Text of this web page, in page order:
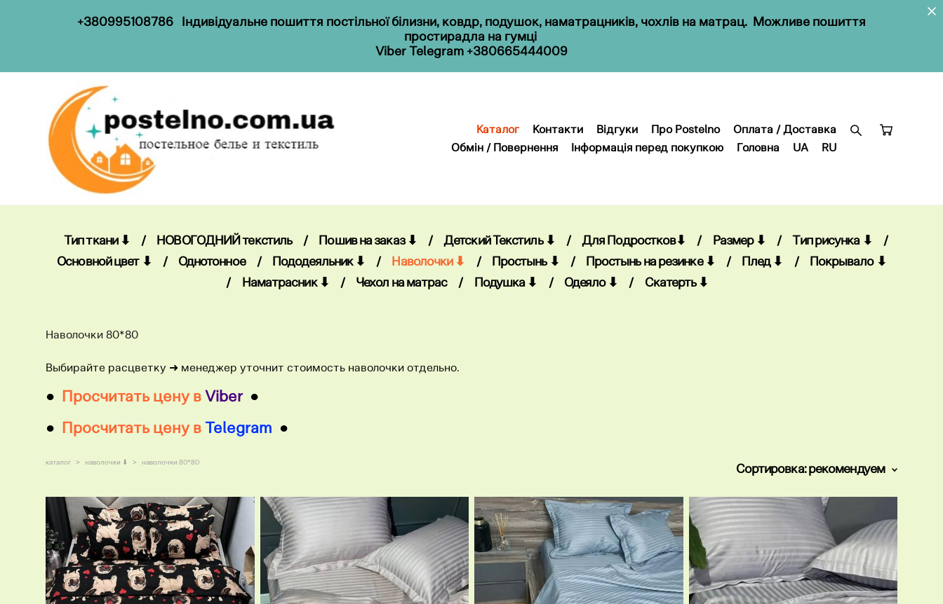
+380995108786
Індивідуальне пошиття постільної білизни, ковдр, подушок, наматрацників, чохлів на матрац. Можливе пошиття
простирадла на гумці
ViberTelegram +380665444009
Каталог Контакти Відгуки Про Postelno
Оплата / Доставка
Обмін / Повернення
Інформація перед покупкою Головна UA RU
Каталог Контакти
Обмін / Повернення
Інформація перед покупкою Головна UA RU
Тип ткани ⬇ / НОВОГОДНИЙ текстиль / Пошив на заказ ⬇ / Детский Текстиль ⬇ / Для Подростков⬇ / Размер ⬇ / Тип рисунка ⬇
/
Основной цвет ⬇
/ Однотонное / Пододеяльник ⬇ / Наволочки ⬇ / Простынь ⬇ / Простынь на резинке ⬇ / Плед ⬇ /
Покрывало ⬇
/
Наматрасник ⬇ / Чехол на матрас / Подушка ⬇ / Одеяло ⬇ / Скатерть ⬇
Наволочки 80*80
Выбирайте расцветку ​➜ менеджер уточнит стоимость наволочки отдельно.
● Просчитать цену в Viber ●
● Просчитать цену в Telegram ●
каталог > наволочки ⬇ > наволочки 80*80 Сортировка: рекомендуем